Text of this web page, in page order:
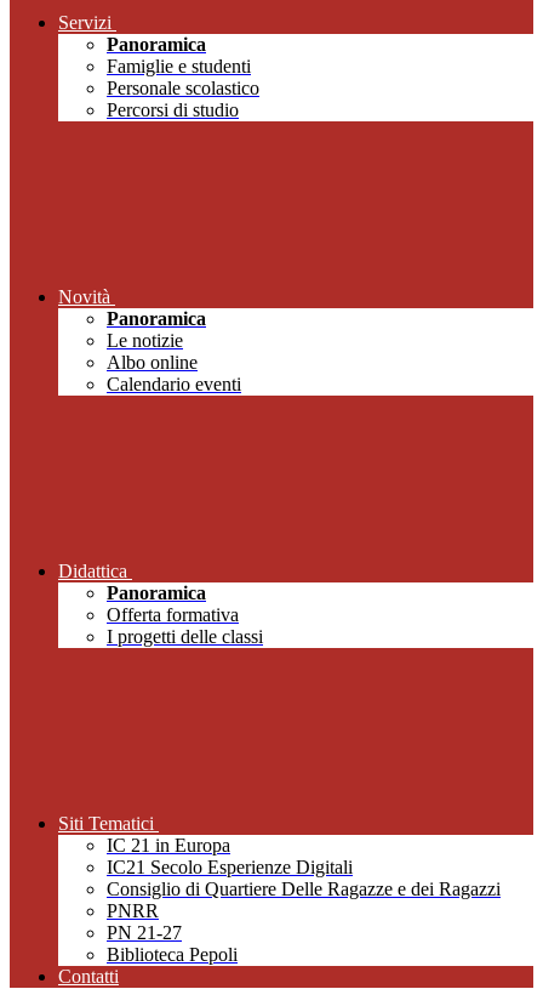
Servizi
Panoramica
Famiglie e studenti
Personale scolastico
Percorsi di studio
Novità
Panoramica
Le notizie
Albo online
Calendario eventi
Didattica
Panoramica
Offerta formativa
I progetti delle classi
Siti Tematici
IC 21 in Europa
IC21 Secolo Esperienze Digitali
Consiglio di Quartiere Delle Ragazze e dei Ragazzi
PNRR
PN 21-27
Biblioteca Pepoli
Contatti